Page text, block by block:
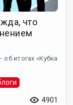
что
итогах «Кубка
4901